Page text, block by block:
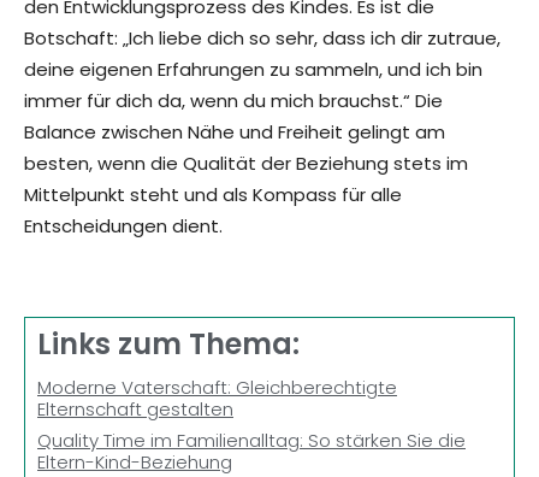
den Entwicklungsprozess des Kindes. Es ist die
Botschaft: „Ich liebe dich so sehr, dass ich dir zutraue,
deine eigenen Erfahrungen zu sammeln, und ich bin
immer für dich da, wenn du mich brauchst.“ Die
Balance zwischen Nähe und Freiheit gelingt am
besten, wenn die Qualität der Beziehung stets im
Mittelpunkt steht und als Kompass für alle
Entscheidungen dient.
Links zum Thema:
Moderne Vaterschaft: Gleichberechtigte
Elternschaft gestalten
Quality Time im Familienalltag: So stärken Sie die
Eltern-Kind-Beziehung